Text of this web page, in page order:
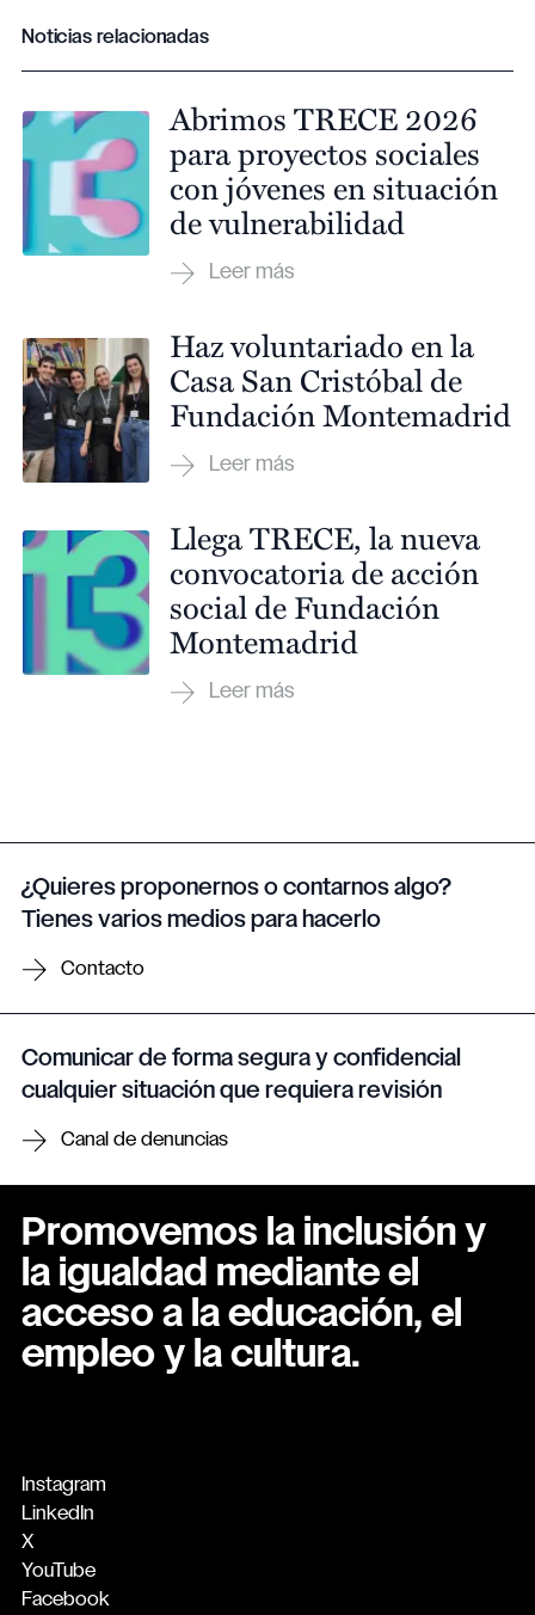
Noticias relacionadas
Abrimos TRECE 2026
para proyectos sociales
con jóvenes en situación
de vulnerabilidad
Haz voluntariado en la
Casa San Cristóbal de
Fundación Montemadrid
Llega TRECE, la nueva
convocatoria de acción
social de Fundación
Montemadrid
¿Quieres proponernos o contarnos algo?
Tienes varios medios para hacerlo
Contacto
Comunicar de forma segura y confidencial
cualquier situación que requiera revisión
Canal de denuncias
Promovemos la inclusión y
la igualdad mediante el
acceso a la educación, el
empleo y la cultura.
Instagram
LinkedIn
X
YouTube
Facebook